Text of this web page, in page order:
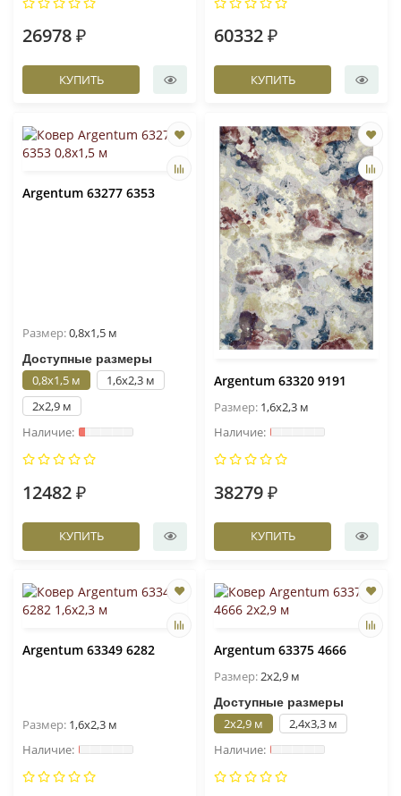
26978 ₽
КУПИТЬ
60332 ₽
КУПИТЬ
Argentum 63277 6353
Размер:0,8x1,5 м
Доступные размеры
0,8x1,5 м
1,6x2,3 м
2x2,9 м
12482 ₽
КУПИТЬ
Argentum 63320 9191
Размер: 1,6x2,3 м
38279 ₽
КУПИТЬ
Argentum 63349 6282
Размер: 1,6x2,3 м
Argentum 63375 4666
Размер:2x2,9 м
Доступные размеры
2x2,9 м 2,4x3,3 м